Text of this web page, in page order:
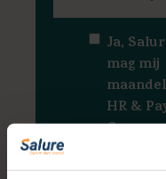
Ja,
mag mij
HR &
sturen.